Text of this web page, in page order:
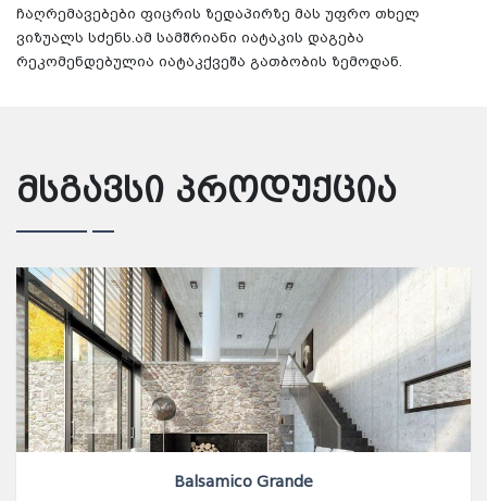
ჩაღრემავებები ფიცრის ზედაპირზე მას უფრო თხელ
ვიზუალს სძენს.ამ სამშრიანი იატაკის დაგება
რეკომენდებულია იატაკქვეშა გათბობის ზემოდან.
მსგავსი პროდუქცია
Balsamico Grande